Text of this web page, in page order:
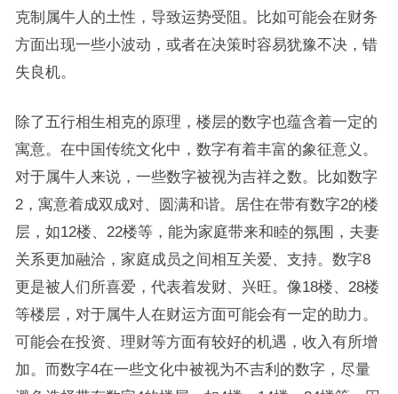
克制属牛人的土性，导致运势受阻。比如可能会在财务
方面出现一些小波动，或者在决策时容易犹豫不决，错
失良机。
除了五行相生相克的原理，楼层的数字也蕴含着一定的
寓意。在中国传统文化中，数字有着丰富的象征意义。
对于属牛人来说，一些数字被视为吉祥之数。比如数字
2，寓意着成双成对、圆满和谐。居住在带有数字2的楼
层，如12楼、22楼等，能为家庭带来和睦的氛围，夫妻
关系更加融洽，家庭成员之间相互关爱、支持。数字8
更是被人们所喜爱，代表着发财、兴旺。像18楼、28楼
等楼层，对于属牛人在财运方面可能会有一定的助力。
可能会在投资、理财等方面有较好的机遇，收入有所增
加。而数字4在一些文化中被视为不吉利的数字，尽量